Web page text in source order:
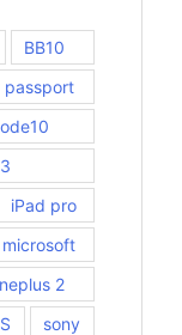
BB10
passport
iPad pro
microsoft
2
sony